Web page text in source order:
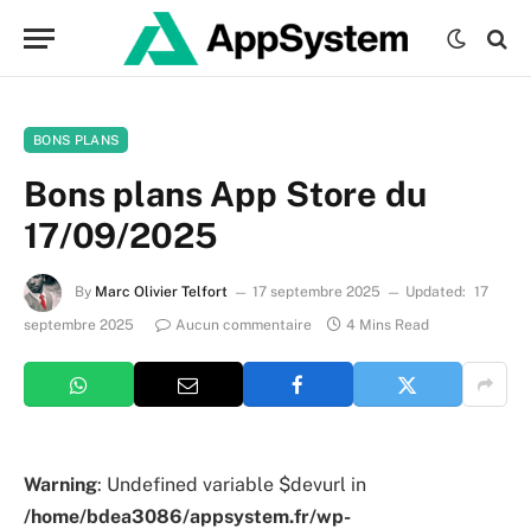
BONS PLANS
Bons plans App Store du
17/09/2025
By Marc Olivier Telfort 17 septembre 2025 Updated: 17
septembre 2025
Aucun commentaire 4 Mins Read
Warning: Undefined variable $devurl in
/home/bdea3086/appsystem.fr/wp-